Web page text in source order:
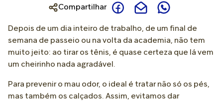
Compartilhar
Depois de um dia inteiro de trabalho, de um final de
semana de passeio ou na volta da academia, não tem
muito jeito: ao tirar os tênis, é quase certeza que lá vem
um cheirinho nada agradável.
Para prevenir o mau odor, o ideal é tratar não só os pés,
mas também os calçados. Assim, evitamos dar